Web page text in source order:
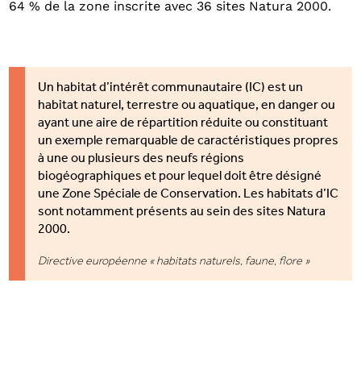
64 % de la zone inscrite avec 36 sites Natura 2000.
Un habitat d’intérêt communautaire (IC) est un
habitat naturel, terrestre ou aquatique, en danger ou
ayant une aire de répartition réduite ou constituant
un exemple remarquable de caractéristiques propres
à une ou plusieurs des neufs régions
biogéographiques et pour lequel doit être désigné
une Zone Spéciale de Conservation. Les habitats d’IC
sont notamment présents au sein des sites Natura
2000.
Directive européenne « habitats naturels, faune, flore »